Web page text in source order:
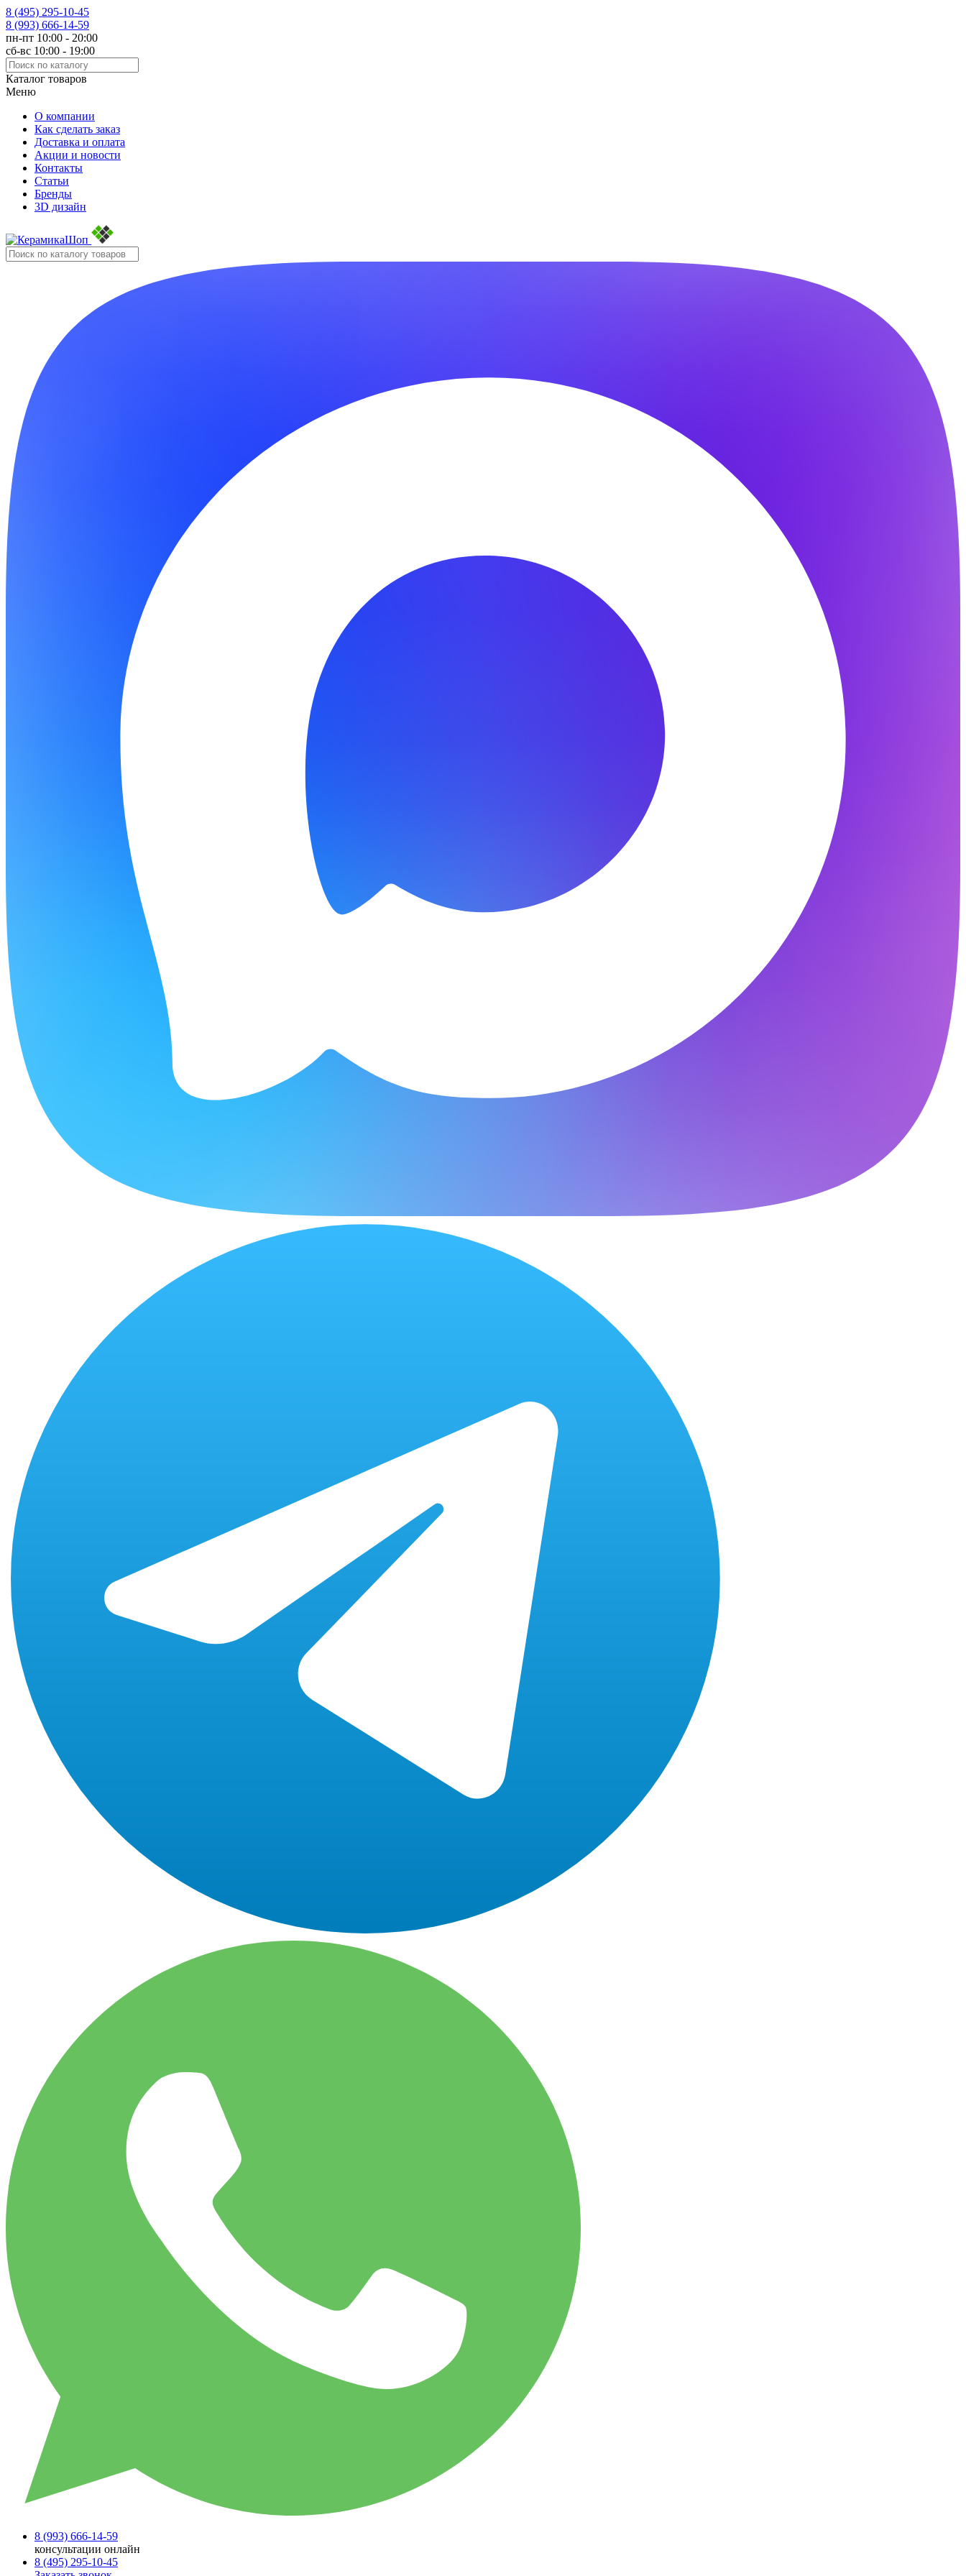
8 (495) 295-10-45
8 (993) 666-14-59
пн-пт 10:00 - 20:00
сб-вс 10:00 - 19:00
Каталог товаров
Меню
О компании
Как сделать заказ
Доставка и оплата
Акции и новости
Контакты
Статьи
Бренды
3D дизайн
8 (993) 666-14-59
консультации онлайн
8 (495) 295-10-45